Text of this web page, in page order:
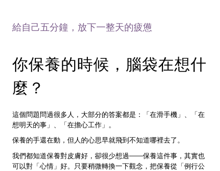
給自己五分鐘，放下一整天的疲憊
你保養的時候，腦袋在想什
麼？
這個問題問過很多人，大部分的答案都是：「在滑手機」、「在
想明天的事」、「在擔心工作」。
保養的手還在動，但人的心思早就飛到不知道哪裡去了。
我們都知道保養對皮膚好，卻很少想過——保養這件事，其實也
可以對「心情」好。只要稍微轉換一下觀念，把保養從「例行公